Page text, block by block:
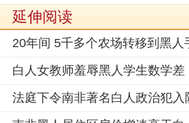
延伸阅读
20年间 5千多个农场转移到黑人
白人女教师羞辱黑人学生数学差
法庭下令南非著名白人政治犯入